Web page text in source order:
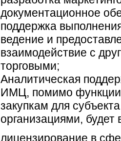
документационное
поддержка
ведение и
взаимодействие с
торговыми;
Аналитическая
ИМЦ, помимо функции
закупкам для
организациями,
лицензирование в